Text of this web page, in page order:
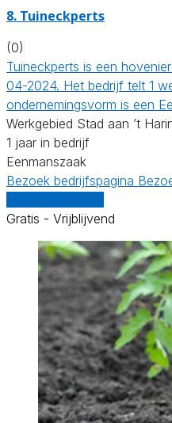
8. Tuineckperts
(0)
Tuineckperts is een
04-2024. Het bedrijf telt 1
ondernemingsvorm is een
Werkgebied Stad aan ’t
1 jaar in bedrijf
Eenmanszaak
Bezoek bedrijfspagina
Gratis - Vrijblijvend